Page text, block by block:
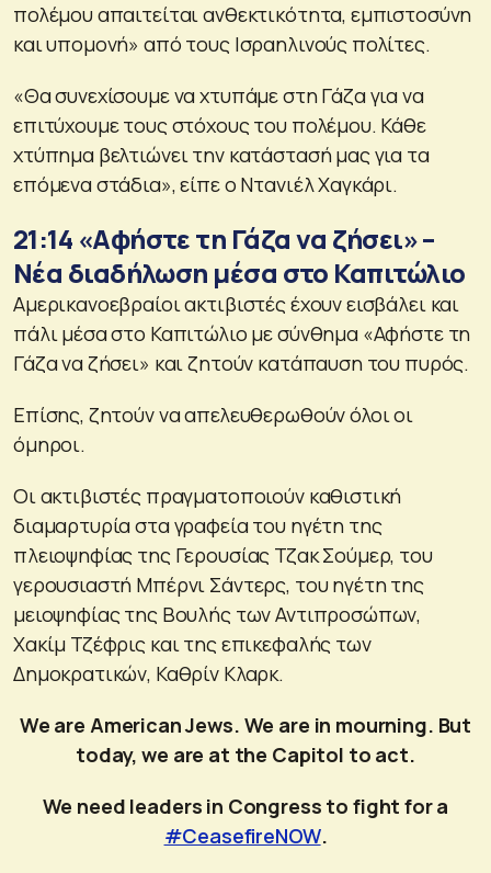
πολέμου απαιτείται ανθεκτικότητα, εμπιστοσύνη
και υπομονή» από τους Ισραηλινούς πολίτες.
«Θα συνεχίσουμε να χτυπάμε στη Γάζα για να
επιτύχουμε τους στόχους του πολέμου. Κάθε
χτύπημα βελτιώνει την κατάστασή μας για τα
επόμενα στάδια», είπε ο Ντανιέλ Χαγκάρι.
21:14 «Αφήστε τη Γάζα να ζήσει» –
Νέα διαδήλωση μέσα στο Καπιτώλιο
Αμερικανοεβραίοι ακτιβιστές έχουν εισβάλει και
πάλι μέσα στο Καπιτώλιο με σύνθημα «Αφήστε τη
Γάζα να ζήσει» και ζητούν κατάπαυση του πυρός.
Επίσης, ζητούν να απελευθερωθούν όλοι οι
όμηροι.
Οι ακτιβιστές πραγματοποιούν καθιστική
διαμαρτυρία στα γραφεία του ηγέτη της
πλειοψηφίας της Γερουσίας Τζακ Σούμερ, του
γερουσιαστή Μπέρνι Σάντερς, του ηγέτη της
μειοψηφίας της Βουλής των Αντιπροσώπων,
Χακίμ Τζέφρις και της επικεφαλής των
Δημοκρατικών, Καθρίν Κλαρκ.
We are American Jews. We are in mourning. But
today, we are at the Capitol to act.
We need leaders in Congress to fight for a
#CeasefireNOW.